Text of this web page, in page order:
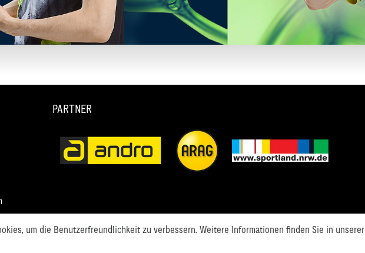
PARTNER
um die Benutzerfreundlichkeit zu verbessern. Weitere Informationen finden Sie in unserer